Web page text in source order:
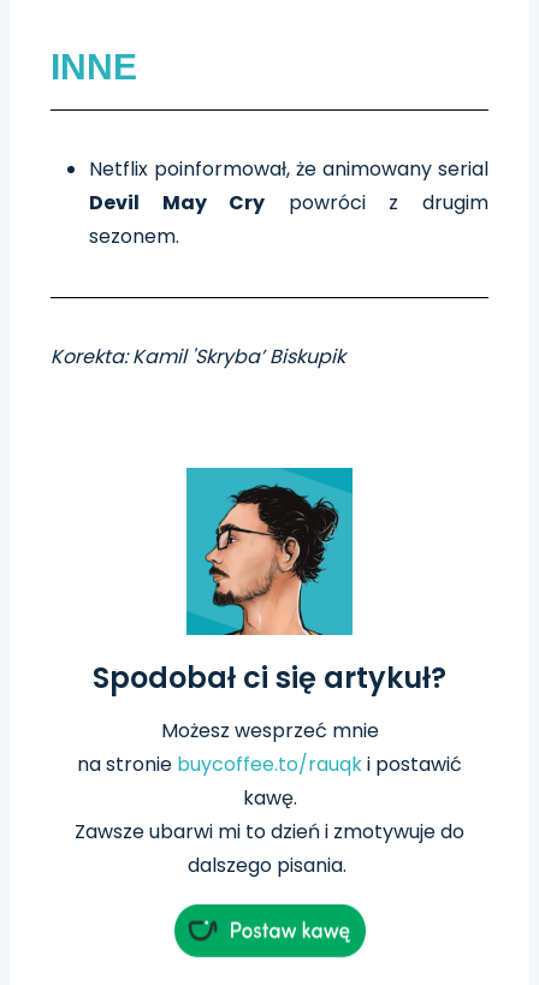
INNE
Netflix poinformował, że animowany serial
Devil May Cry powróci z drugim
sezonem.
Korekta: Kamil 'Skryba’ Biskupik
Spodobał ci się artykuł?
Możesz wesprzeć mnie
nastronie buycoffee.to/rauqki postawić
kawę.
Zawsze ubarwi mi to dzień i zmotywuje do
dalszego pisania.